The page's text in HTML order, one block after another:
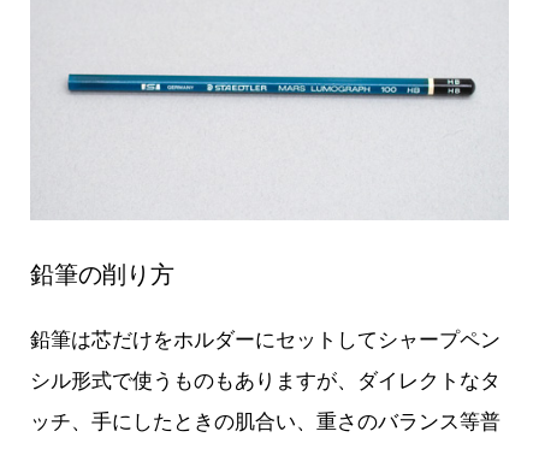
鉛筆の削り方
鉛筆は芯だけをホルダーにセットしてシャープペン
シル形式で使うものもありますが、ダイレクトなタ
ッチ、手にしたときの肌合い、重さのバランス等普